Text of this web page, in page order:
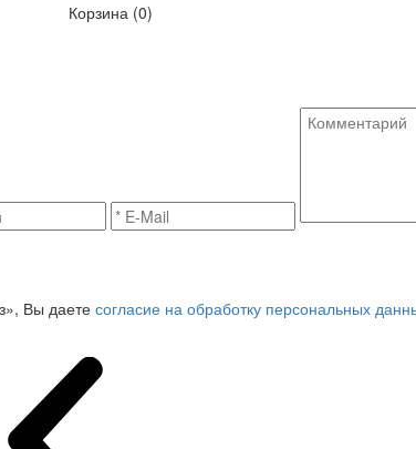
Корзина (0)
Вы даете согласие на обработку персональных